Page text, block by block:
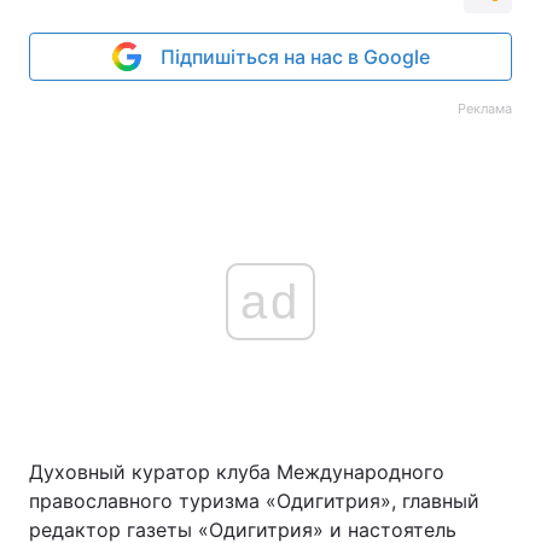
Підпишіться на нас в Google
Реклама
ad
Духовный куратор клуба Международного
православного туризма «Одигитрия», главный
редактор газеты «Одигитрия» и настоятель